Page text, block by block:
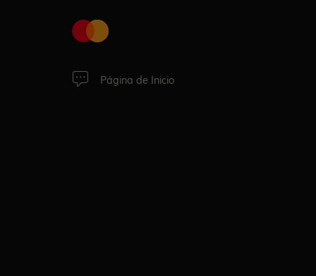
Página de Inicio